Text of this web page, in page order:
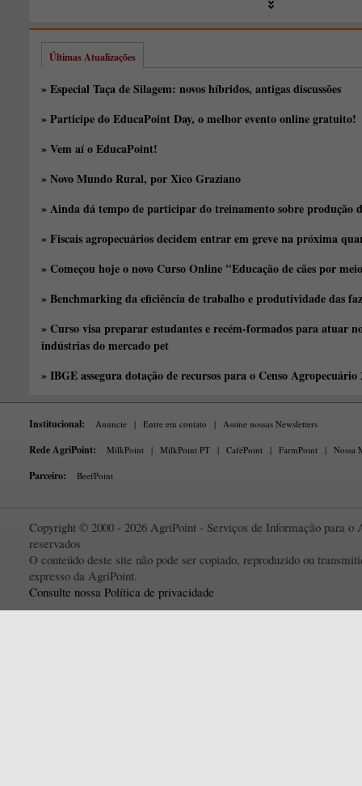
Últimas Atualizações
» Especial Taça de Silagem: novos híbridos, antigas discussões
» Participe do EducaPoint Day, o melhor evento online gratuito!
» Vem aí o EducaPoint!
» Novo Mundo Rural, por Xico Graziano
» Ainda dá tempo de participar do treinamento sobre produção
» Fiscais agropecuários decidem entrar em greve na próxima
» Começou hoje o novo Curso Online "Educação de cães por
» Benchmarking da eficiência de trabalho e produtividade das
» Curso visa preparar estudantes e recém-formados para atuar
indústrias do mercado pet
» IBGE assegura dotação de recursos para o Censo Agropecuário
Institucional: Anuncie | Entre em contato | Assine nossas Newsletters
Rede AgriPoint: MilkPoint | MilkPoint PT | CaféPoint | FarmPoint | Nossa
Parceiro: BeefPoint
Copyright © 2000 - 2026 AgriPoint - Serviços de Informação para o
reservados
O conteúdo deste site não pode ser copiado, reproduzido ou
expresso da AgriPoint.
Consulte nossa Política de privacidade